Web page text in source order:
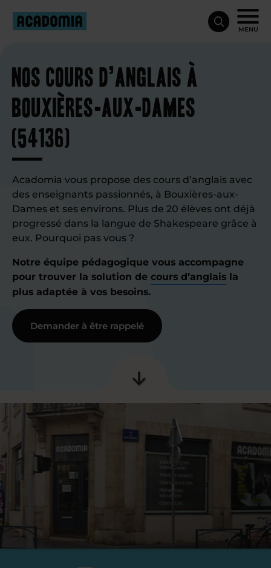
MENU
Nos cours d’anglais à
Bouxières-aux-Dames
(54136)
Acadomia vous propose des cours d’anglais avec
des enseignants passionnés, à Bouxières-aux-
Dames et ses environs. Plus de 20 élèves ont déjà
progressé dans la langue de Shakespeare grâce à
eux. Pourquoi pas vous ?
Notre équipe pédagogique vous accompagne
pour trouver la solution de cours d’anglais la
plus adaptée à vos besoins.
Demander à être rappelé